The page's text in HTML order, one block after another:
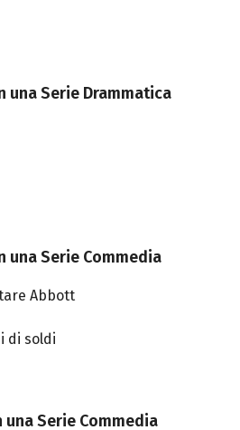
Serie Drammatica
Serie Commedia
Abbott
di soldi
Serie Commedia